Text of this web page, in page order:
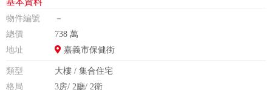
物件編號
－
總價
738 萬
地址
嘉義市保健街
類型
大樓 / 集合住宅
格局
3房/ 2廳/ 2衛